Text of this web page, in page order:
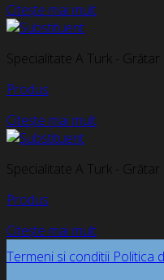
Citește mai mult
Specialitate A Turk - Grătar
Produs
Citește mai mult
Specialitate A Turk - Grătar
Produs
Citește mai mult
Termeni si conditii Politica